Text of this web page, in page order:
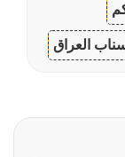
العراق